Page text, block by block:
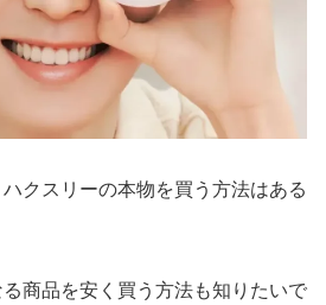
クスリーの本物を買う方法はある
商品を安く買う方法も知りたいで